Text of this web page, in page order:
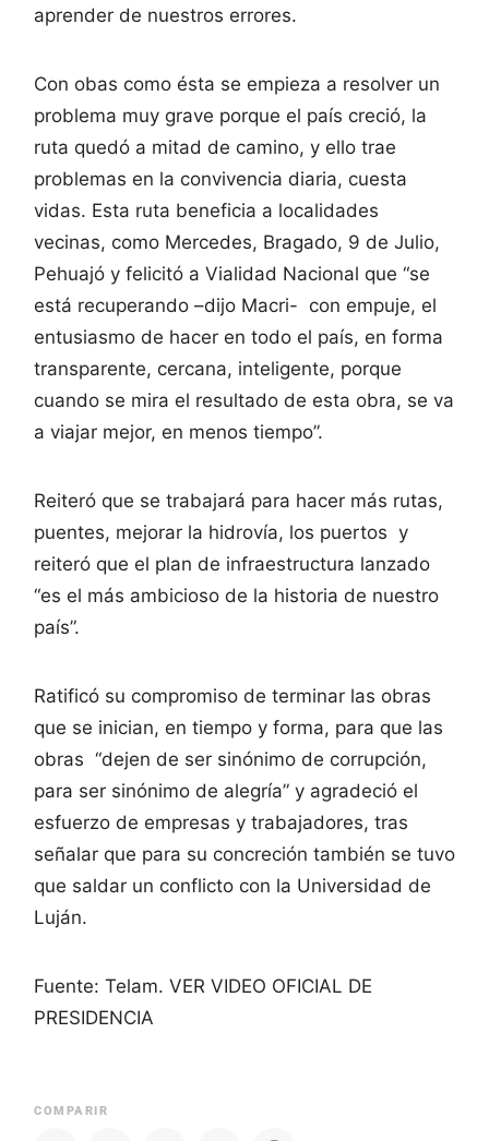
aprender de nuestros errores.
Con obas como ésta se empieza a resolver un
problema muy grave porque el país creció, la
ruta quedó a mitad de camino, y ello trae
problemas en la convivencia diaria, cuesta
vidas. Esta ruta beneficia a localidades
vecinas, como Mercedes, Bragado, 9 de Julio,
Pehuajó y felicitó a Vialidad Nacional que “se
está recuperando –dijo Macri- con empuje, el
entusiasmo de hacer en todo el país, en forma
transparente, cercana, inteligente, porque
cuando se mira el resultado de esta obra, se va
a viajar mejor, en menos tiempo”.
Reiteró que se trabajará para hacer más rutas,
puentes, mejorar la hidrovía, los puertos y
reiteró que el plan de infraestructura lanzado
“es el más ambicioso de la historia de nuestro
país”.
Ratificó su compromiso de terminar las obras
que se inician, en tiempo y forma, para que las
obras “dejen de ser sinónimo de corrupción,
para ser sinónimo de alegría” y agradeció el
esfuerzo de empresas y trabajadores, tras
señalar que para su concreción también se tuvo
que saldar un conflicto con la Universidad de
Luján.
Fuente: Telam. VER VIDEO OFICIAL DE
PRESIDENCIA
COMPARIR